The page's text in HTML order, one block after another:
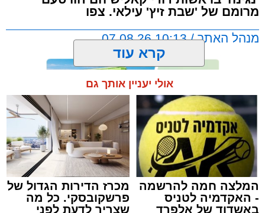
הערב המרגש החל בשירת אחדות בניהולו של ר'
דוד קאליש ותזמורת נגינה, משולבת בזיץ לכבוד
שבת קודש.
לאחר מכן הרב קאליש הלחין לחן חדש לימים
הנוראים יחד עם מאות מתושבי אשדוד.
מרומם של 'שבת זיץ' עילאי. צפו
מנהל האתר / 10:13 07.08.26
תגים:אשדוד, מעגלים, דודי קאליש
קרא עוד
אולי יעניין אותך גם
המלצה חמה להרשמה
- האקדמיה לטניס
באשדוד של אלפרד
מכרז הדירות הגדול של
פרשקובסקי. כל מה
שצריך לדעת לפני